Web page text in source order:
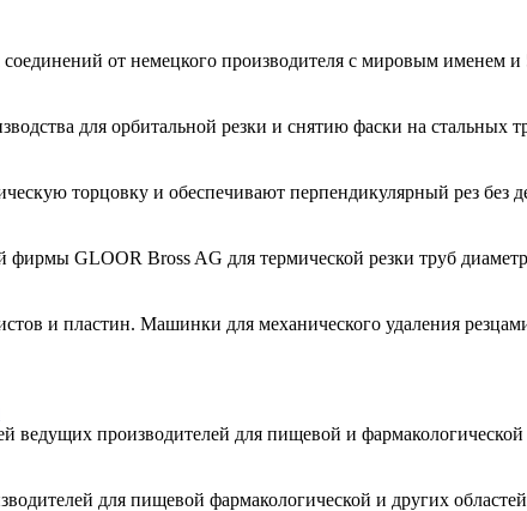
от немецкого производителя с мировым
для орбитальной резки и снятию фаски на стальных
торцовку и обеспечивают перпендикулярный рез без
фирмы GLOOR Bross AG для термической резки труб
и пластин. Машинки для механического удаления
ведущих производителей для пищевой и
для пищевой фармакологической и других